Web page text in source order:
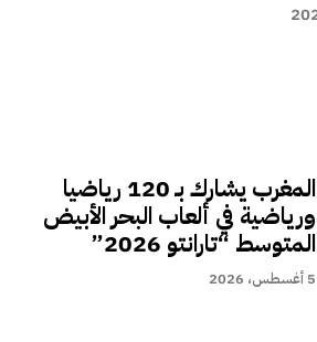
المغرب يشارك بـ 120 رياضيا
ورياضية في ألعاب البحر الأبيض
المتوسط “تارانتو 2026”
5 أغسطس، 2026